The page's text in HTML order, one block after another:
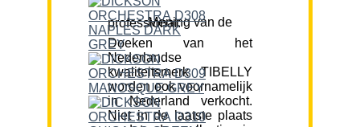
Mening van de professional:
Doeken van het
Nederlandse
kwaliteitsmerk TIBELLY
worden ook voornamelijk
in Nederland verkocht.
Niet in de laatste plaats